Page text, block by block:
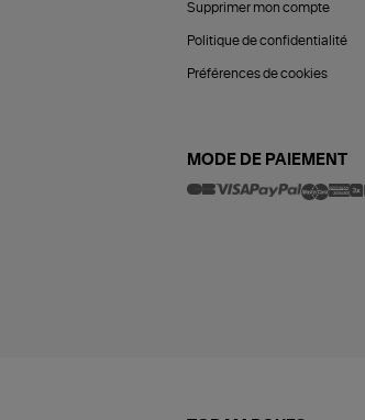
Supprimer mon compte
Politique de confidentialité
Préférences de cookies
MODE DE PAIEMENT